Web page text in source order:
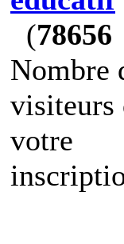
(78656
Nombre
visiteurs
votre